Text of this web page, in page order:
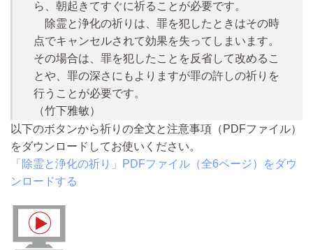
ら、朝起きてすぐに祈ることが必要です。
除霊と浄化の祈りは、罪を犯したときはその時
点でキャンセルされて効果を失ってしまいます。
その場合は、罪を犯したことを反省して改めるこ
とや、罪の深さにもよりますが罪の許しの祈りを
行うことが必要です。
（竹下雅敏）
以下のボタンから祈りの全文と注意事項（PDFファイル）
をダウンロードしてお使いください。
「除霊と浄化の祈り」PDFファイル（全6ページ）をダウ
ンロードする